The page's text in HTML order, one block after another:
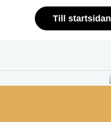
Till startsidan